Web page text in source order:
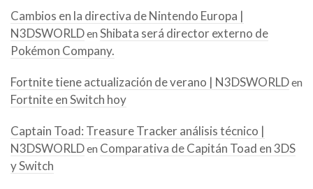
Cambios en la directiva de Nintendo Europa |
N3DSWORLDen Shibata será director externo de
Pokémon Company.
Fortnite tiene actualización de verano | N3DSWORLDen
Fortnite en Switch hoy
Captain Toad: Treasure Tracker análisis técnico |
N3DSWORLDen Comparativa de Capitán Toad en 3DS
y Switch